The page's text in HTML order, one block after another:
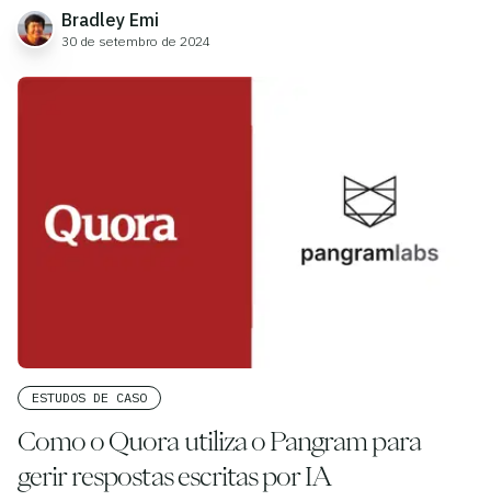
Bradley Emi
30 de setembro de 2024
ESTUDOS DE CASO
Como o Quora utiliza o Pangram para
gerir respostas escritas por IA